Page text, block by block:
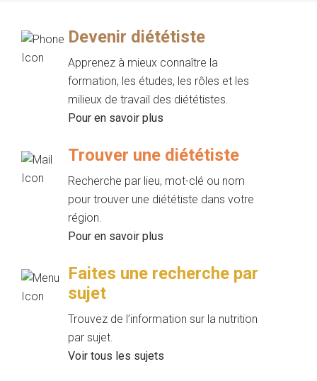
Devenir diététiste
Apprenez à mieux connaître la
formation, les études, les rôles et les
milieux de travail des diététistes.
Pour en savoir plus
Trouver une diététiste
Recherche par lieu, mot-clé ou nom
pour trouver une diététiste dans votre
région.
Pour en savoir plus
Faites une recherche par
sujet
Trouvez de l’information sur la nutrition
par sujet.
Voir tous les sujets